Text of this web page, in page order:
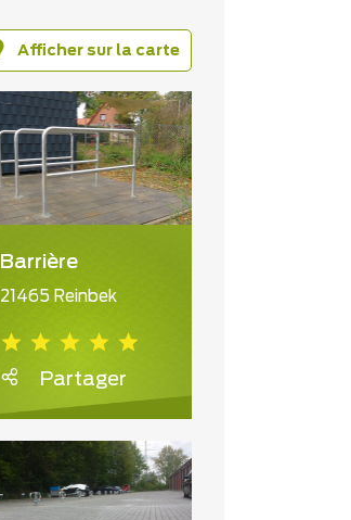
Afficher sur la carte
Barrière
21465 Reinbek
Partager